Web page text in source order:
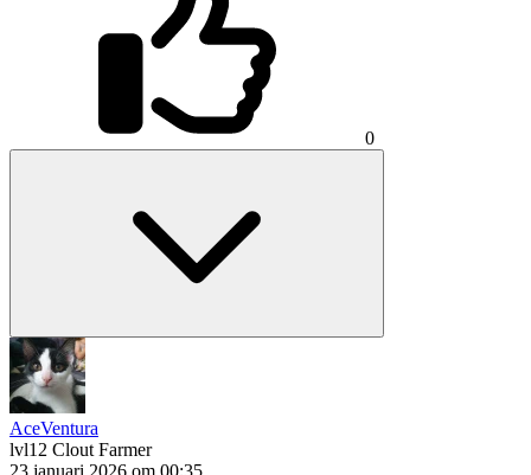
0
AceVentura
lvl12 Clout Farmer
23 januari 2026 om 00:35